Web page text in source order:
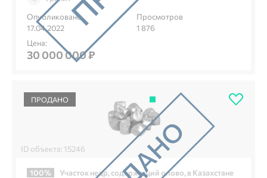
Опубликовано
17.04.2022
Просмотров
1 876
Цена:
30 000 000 ₽
ПРОДАНО
ID объекта: 15246
100%
Участок недр, содержащий олово, в Казахстане